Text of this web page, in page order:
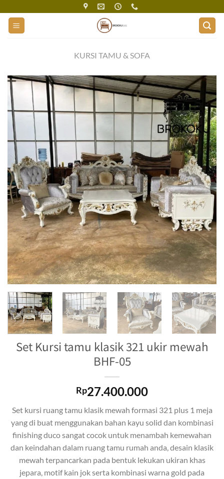
content
KURSI TAMU & SOFA
Set Kursi tamu klasik 321 ukir mewah
BHF-05
Rp27.400.000
Set kursi ruang tamu klasik mewah formasi 321 plus 1 meja
yang di buat menggunakan bahan kayu solid dan kombinasi
finishing duco sangat cocok untuk menambah kemewahan
dan keindahan dalam ruang tamu rumah anda, desain klasik
mewah terpancarkan pada bentuk lekukan ukiran khas
jepara, motif kain jok serta kombinasi warna gold pada